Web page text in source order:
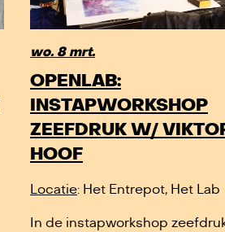
wo. 8 mrt.
OPENLAB:
INSTAPWORKSHOP
ZEEFDRUK W/
HOOF
Locatie: Het Entrepot, Het Lab
In de instapworkshop